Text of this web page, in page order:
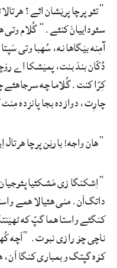
“تئو پرچا پرێشان ائے؟
سئوداییانَ کنئے.” گُلام وتی
آمِنه بێگاها نه، سُهبا وتی
دُکّان بندَ بنت، پمێشکا اے
کِرّا کنت. گُلاما چه سرجاهئے
چارِت، دوازده بجا پانزده
“هان واجه! بارێن پرچا
“اِشکنگا زی مَشکئیا
داتگ‌اَن. منی هئیالا همے
کنگئے واستا هما گپّ که
ناچی چۆ رازی نبوت. “اَچه
کۆه گپتگ و بمباری کنگا